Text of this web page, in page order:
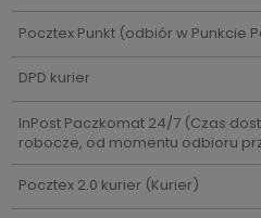
Pocztex Punkt (odbiór w Punkcie
DPD kurier
InPost Paczkomat 24/7(Czas
robocze, od momentu odbioru
Pocztex 2.0 kurier (Kurier)